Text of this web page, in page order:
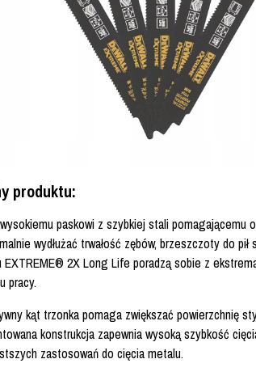
produktu:
paskowi z szybkiej stali pomagającemu
wydłużać trwałość zębów, brzeszczoty do
EXTREME® 2X Long Life poradzą sobie z
pracy.
kąt trzonka pomaga zwiększać powierzchnię
konstrukcja zapewnia wysoką szybkość
zastosowań do cięcia metalu.